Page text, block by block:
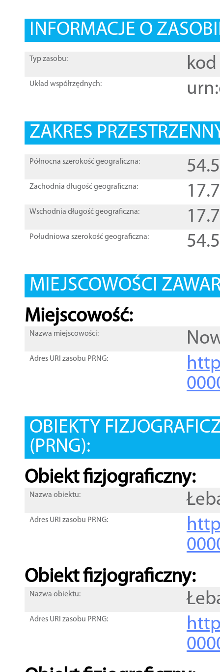
INFORMACJE O
Typ zasobu: kod
Układ współrzędnych:
ZAKRES
Północna szerokość geograficzna:
Zachodnia długość geograficzna:
Wschodnia długość geograficzna:
Południowa szerokość geograficzna:
MIEJSCOWOŚCI
Miejscowość:
Nazwa miejscowości:
Adres URI zasobu PRNG:
OBIEKTY
(PRNG):
Obiekt fizjograficzny:
Nazwa obiektu:
Adres URI zasobu PRNG:
Obiekt fizjograficzny:
Nazwa obiektu:
Adres URI zasobu PRNG: